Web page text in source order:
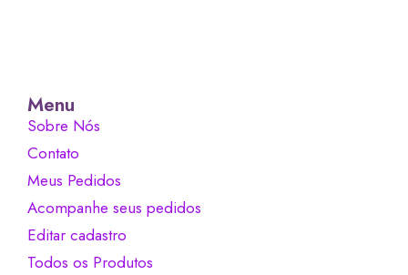
Menu
Sobre Nós
Contato
Meus Pedidos
Acompanhe seus pedidos
Editar cadastro
Todos os Produtos